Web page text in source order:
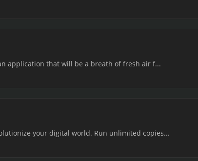
application that will be a breath of fresh air f...
your digital world. Run unlimited copies...